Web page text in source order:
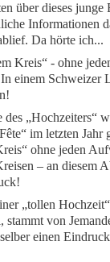
über dieses junge
Informationen
Da hörte ich...
Kreis“ - ohne
einem Schweizer
„Hochzeiters“
im letzten Jahr
ohne jeden
– an diesem
„tollen
stammt von
einen